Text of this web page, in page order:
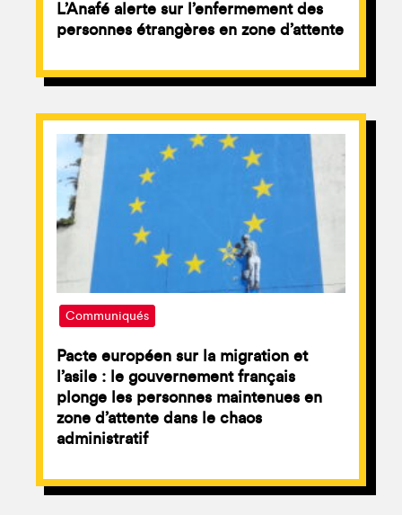
L’Anafé alerte sur l’enfermement des
personnes étrangères en zone d’attente
Communiqués
Pacte européen sur la migration et
l’asile : le gouvernement français
plonge les personnes maintenues en
zone d’attente dans le chaos
administratif